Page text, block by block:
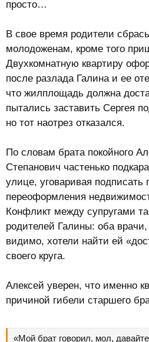
просто…
В свое время родители
молодоженам, кроме того
Двухкомнатную квартиру
после разлада Галина и ее
что жилплощадь должна
пытались заставить Сергея
но тот наотрез отказался.
По словам брата покойного
Степанович частенько
улице, уговаривая подписать
переоформления
Конфликт между супругами
родителей Галины: оба
видимо, хотели найти ей
своего круга.
Алексей уверен, что именно
причиной гибели старшего
«Мой брат говорил, мол,